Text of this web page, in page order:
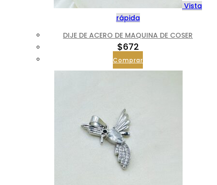
Vista
rápida
DIJE DE ACERO DE MAQUINA DE COSER
$672
Comprar